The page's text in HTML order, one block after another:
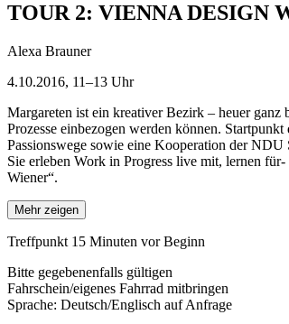
TOUR 2: VIENNA DESIGN
Alexa Brauner
4.10.2016, 11–13 Uhr
Margareten ist ein kreativer Bezirk – heuer
Prozesse einbezogen werden können.
Passionswege sowie eine Kooperation der NDU
Sie erleben Work in Progress live mit, lernen
Wiener“.
Mehr zeigen
Treffpunkt 15 Minuten vor Beginn
Bitte gegebenenfalls gültigen
Fahrschein/eigenes Fahrrad mitbringen
Sprache: Deutsch/Englisch auf Anfrage